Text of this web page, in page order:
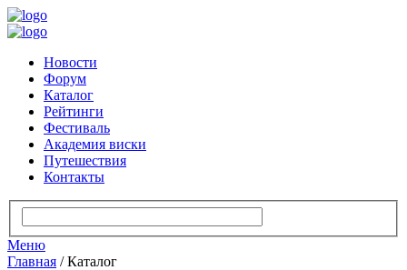
Новости
Форум
Каталог
Рейтинги
Фестиваль
Академия виски
Путешествия
Контакты
Меню
Главная /Каталог